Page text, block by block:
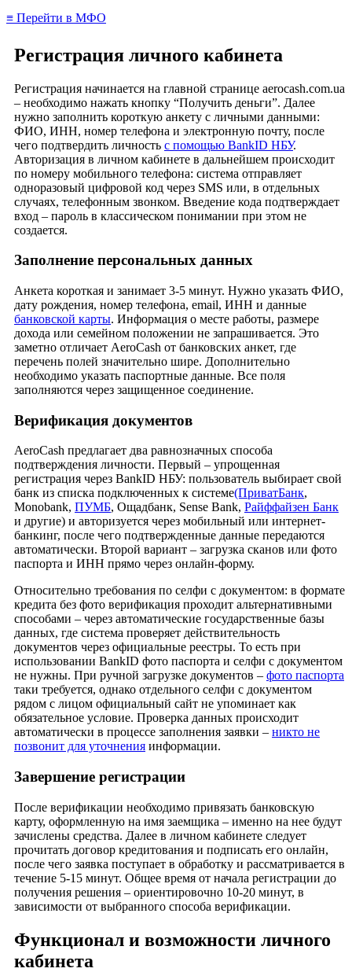
≡ Перейти в МФО
Регистрация личного кабинета
Регистрация начинается на главной странице aerocash.com.ua
– необходимо нажать кнопку “Получить деньги”. Далее
нужно заполнить короткую анкету с личными данными:
ФИО, ИНН, номер телефона и электронную почту, после
чего подтвердить личность с помощью BankID НБУ.
Авторизация в личном кабинете в дальнейшем происходит
по номеру мобильного телефона: система отправляет
одноразовый цифровой код через SMS или, в отдельных
случаях, телефонным звонком. Введение кода подтверждает
вход – пароль в классическом понимании при этом не
создается.
Заполнение персональных данных
Анкета короткая и занимает 3-5 минут. Нужно указать ФИО,
дату рождения, номер телефона, email, ИНН и данные
банковской карты. Информация о месте работы, размере
дохода или семейном положении не запрашивается. Это
заметно отличает AeroCash от банковских анкет, где
перечень полей значительно шире. Дополнительно
необходимо указать паспортные данные. Все поля
заполняются через защищенное соединение.
Верификация документов
AeroCash предлагает два равнозначных способа
подтверждения личности. Первый – упрощенная
регистрация через BankID НБУ: пользователь выбирает свой
банк из списка подключенных к системе(ПриватБанк,
Monobank, ПУМБ, Ощадбанк, Sense Bank, Райффайзен Банк
и другие) и авторизуется через мобильный или интернет-
банкинг, после чего подтвержденные данные передаются
автоматически. Второй вариант – загрузка сканов или фото
паспорта и ИНН прямо через онлайн-форму.
Относительно требования по селфи с документом: в формате
кредита без фото верификация проходит альтернативными
способами – через автоматические государственные базы
данных, где система проверяет действительность
документов через официальные реестры. То есть при
использовании BankID фото паспорта и селфи с документом
не нужны. При ручной загрузке документов – фото паспорта
таки требуется, однако отдельного селфи с документом
рядом с лицом официальный сайт не упоминает как
обязательное условие. Проверка данных происходит
автоматически в процессе заполнения заявки – никто не
позвонит для уточнения информации.
Завершение регистрации
После верификации необходимо привязать банковскую
карту, оформленную на имя заемщика – именно на нее будут
зачислены средства. Далее в личном кабинете следует
прочитать договор кредитования и подписать его онлайн,
после чего заявка поступает в обработку и рассматривается в
течение 5-15 минут. Общее время от начала регистрации до
получения решения – ориентировочно 10-20 минут, в
зависимости от выбранного способа верификации.
Функционал и возможности личного
кабинета